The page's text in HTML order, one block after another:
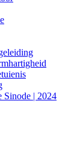
Sinode | 2024